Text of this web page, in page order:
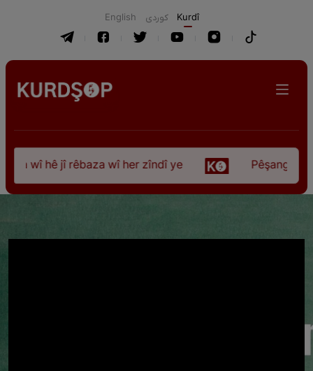
English كوردی Kurdî
hê jî rêbaza wî her zîndî ye Pêşangeha